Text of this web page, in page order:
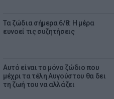
Τα ζώδια σήμερα 6/8: Η μέρα
ευνοεί τις συζητήσεις
Αυτό είναι το μόνο ζώδιο που
μέχρι τα τέλη Αυγούστου θα δει
τη ζωή του να αλλάζει